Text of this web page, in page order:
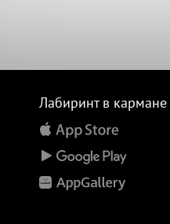
Лабиринт в кармане